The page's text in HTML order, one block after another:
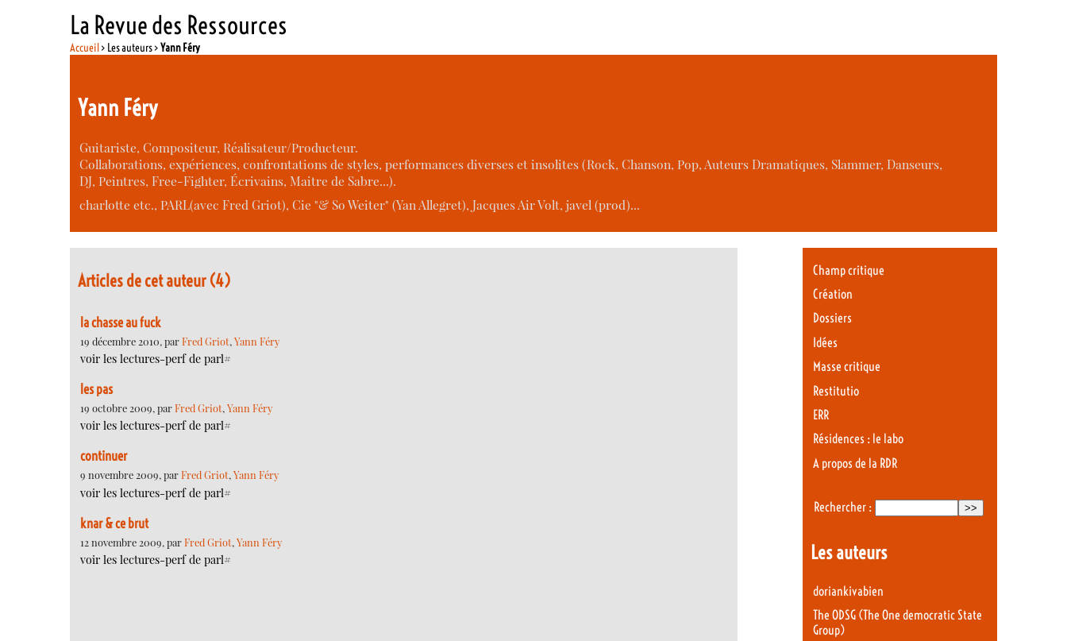
La Revue des Ressources
Accueil> Les auteurs >Yann Féry
Yann Féry
Guitariste, Compositeur, Réalisateur/Producteur.
Collaborations, expériences, confrontations de styles, performances diverses et insolites (Rock, Chanson, Pop, Auteurs Dramatiques, Slammer, Danseurs,
DJ, Peintres, Free-Fighter, Écrivains, Maitre de Sabre...).
charlotte etc., PARL(avec Fred Griot), Cie "& So Weiter" (Yan Allegret), Jacques Air Volt, javel (prod)...
Articles de cet auteur (4)
la chasse au fuck
19 décembre 2010, parFred Griot, Yann Féry
voir les lectures-perf de parl#
les pas
19 octobre 2009, parFred Griot, Yann Féry
voir les lectures-perf de parl#
continuer
9 novembre 2009, parFred Griot,Yann Féry
voir les lectures-perf de parl#
knar & ce brut
12 novembre 2009, parFred Griot, Yann Féry
voir les lectures-perf de parl#
Champ critique
Création
Dossiers
Idées
Masse critique
Restitutio
ERR
Résidences : le labo
A propos de la RDR
Rechercher :
Les auteurs
doriankivabien
The ODSG (The One democratic State
Group)